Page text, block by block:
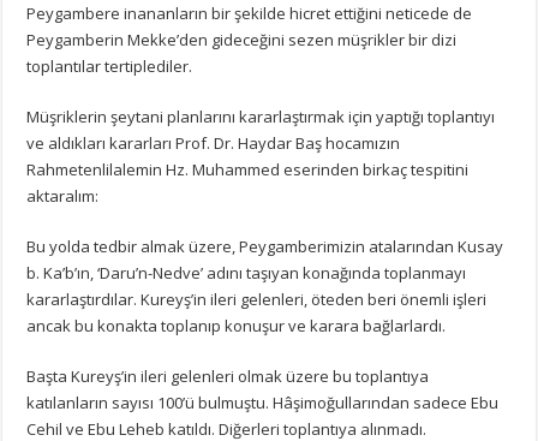
Peygambere inananların bir şekilde hicret ettiğini neticede de
Peygamberin Mekke’den gideceğini sezen müşrikler bir dizi
toplantılar tertiplediler.
Müşriklerin şeytani planlarını kararlaştırmak için yaptığı toplantıyı
ve aldıkları kararları Prof. Dr. Haydar Baş hocamızın
Rahmetenlilalemin Hz. Muhammed eserinden birkaç tespitini
aktaralım:
Bu yolda tedbir almak üzere, Peygamberimizin atalarından Kusay
b. Ka’b’ın, ‘Daru’n-Nedve’ adını taşıyan konağında toplanmayı
kararlaştırdılar. Kureyş’in ileri gelenleri, öteden beri önemli işleri
ancak bu konakta toplanıp konuşur ve karara bağlarlardı.
Başta Kureyş’in ileri gelenleri olmak üzere bu toplantıya
katılanların sayısı 100’ü bulmuştu. Hâşimoğullarından sadece Ebu
Cehil ve Ebu Leheb katıldı. Diğerleri toplantıya alınmadı.